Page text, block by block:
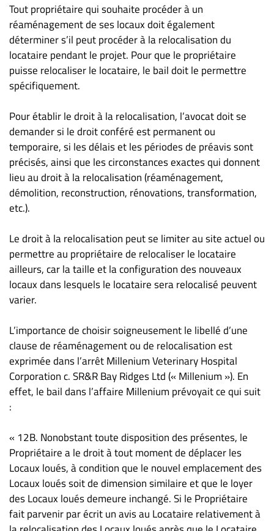
Tout propriétaire qui souhaite procéder à un
réaménagement de ses locaux doit également
déterminer s’il peut procéder à la relocalisation du
locataire pendant le projet. Pour que le propriétaire
puisse relocaliser le locataire, le bail doit le permettre
spécifiquement.
Pour établir le droit à la relocalisation, l’avocat doit se
demander si le droit conféré est permanent ou
temporaire, si les délais et les périodes de préavis sont
précisés, ainsi que les circonstances exactes qui donnent
lieu au droit à la relocalisation (réaménagement,
démolition, reconstruction, rénovations, transformation,
etc.).
Le droit à la relocalisation peut se limiter au site actuel ou
permettre au propriétaire de relocaliser le locataire
ailleurs, car la taille et la configuration des nouveaux
locaux dans lesquels le locataire sera relocalisé peuvent
varier.
L’importance de choisir soigneusement le libellé d’une
clause de réaménagement ou de relocalisation est
exprimée dans l’arrêt Millenium Veterinary Hospital
Corporation c. SR&R Bay Ridges Ltd (« Millenium »). En
effet, le bail dans l’affaire Millenium prévoyait ce qui suit
:
« 12B. Nonobstant toute disposition des présentes, le
Propriétaire a le droit à tout moment de déplacer les
Locaux loués, à condition que le nouvel emplacement des
Locaux loués soit de dimension similaire et que le loyer
des Locaux loués demeure inchangé. Si le Propriétaire
fait parvenir par écrit un avis au Locataire relativement à